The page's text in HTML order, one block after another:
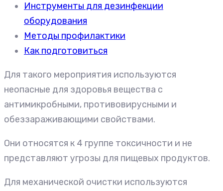
Инструменты для дезинфекции
оборудования
Методы профилактики
Как подготовиться
Для такого мероприятия используются
неопасные для здоровья вещества с
антимикробными, противовирусными и
обеззараживающими свойствами.
Они относятся к 4 группе токсичности и не
представляют угрозы для пищевых продуктов.
Для механической очистки используются